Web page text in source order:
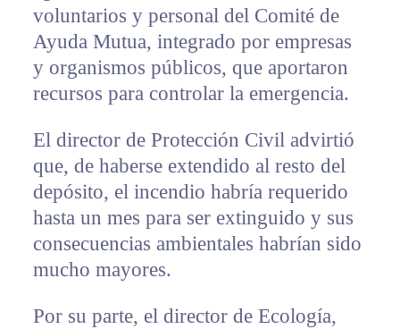
voluntarios y personal del Comité de
Ayuda Mutua, integrado por empresas
y organismos públicos, que aportaron
recursos para controlar la emergencia.
El director de Protección Civil advirtió
que, de haberse extendido al resto del
depósito, el incendio habría requerido
hasta un mes para ser extinguido y sus
consecuencias ambientales habrían sido
mucho mayores.
Por su parte, el director de Ecología,